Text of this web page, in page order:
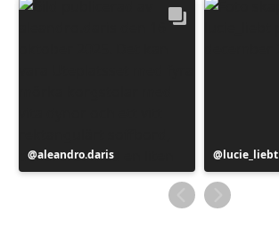
Inlägg
publicerat
aleandro.daris
Inlägg
publicerat
av
lucie_liebt